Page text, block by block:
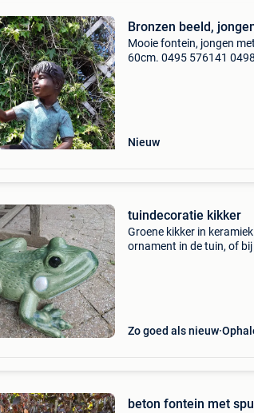
Bronzen beeld,
Mooie fontein, jongen
60cm. 0495 576141
Nieuw
tuindecoratie kikker
Groene kikker in
ornament in de tuin, of
Zo goed als nieuw
beton fontein met